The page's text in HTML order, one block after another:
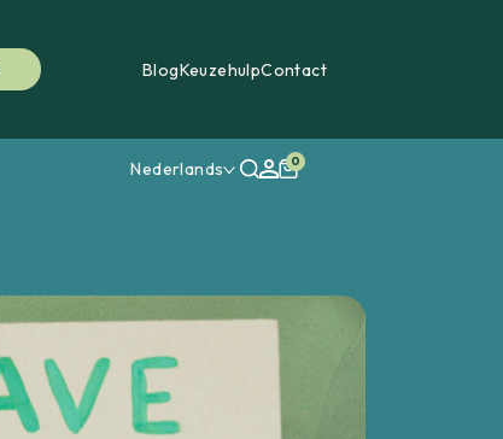
BlogKeuzehulpContact
Nederlands 0